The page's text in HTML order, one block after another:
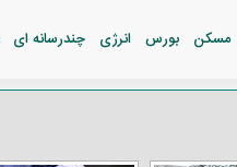
مسکن بورس انرژی چندرسانه ای